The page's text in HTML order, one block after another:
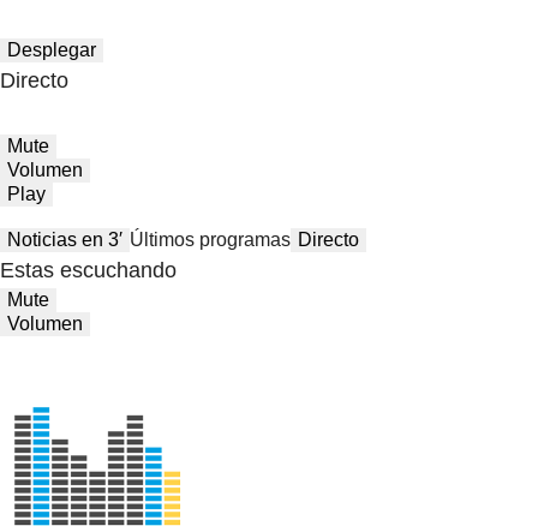
Desplegar
Directo
Mute
Volumen
Play
Noticias en 3′ Últimos programas Directo
Estas escuchando
Mute
Volumen